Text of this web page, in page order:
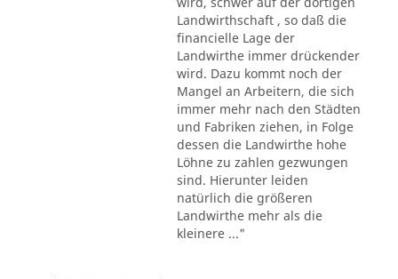
Landwirthschaft , so daß die
financielle Lage der
Landwirthe immer drückender
wird. Dazu kommt noch der
Mangel an Arbeitern, die sich
immer mehr nach den Städten
und Fabriken ziehen, in Folge
dessen die Landwirthe hohe
Löhne zu zahlen gezwungen
sind. Hierunter leiden
natürlich die größeren
Landwirthe mehr als die
kleinere ..."